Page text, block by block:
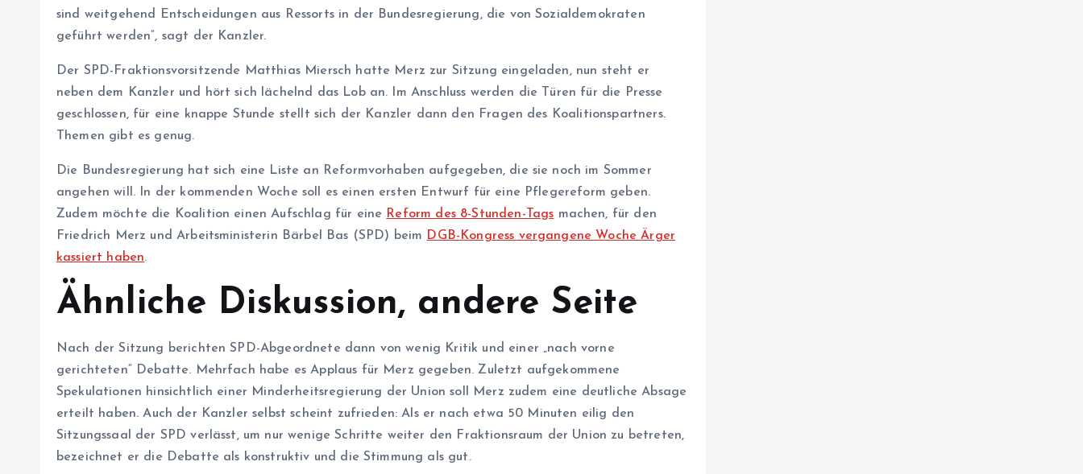
sind weitgehend Entscheidungen aus Ressorts in der Bundesregierung, die von Sozialdemokraten
geführt werden“, sagt der Kanzler.
Der SPD-Fraktionsvorsitzende Matthias Miersch hatte Merz zur Sitzung eingeladen, nun steht er
neben dem Kanzler und hört sich lächelnd das Lob an. Im Anschluss werden die Türen für die Presse
geschlossen, für eine knappe Stunde stellt sich der Kanzler dann den Fragen des Koalitionspartners.
Themen gibt es genug.
Die Bundesregierung hat sich eine Liste an Reformvorhaben aufgegeben, die sie noch im Sommer
angehen will. In der kommenden Woche soll es einen ersten Entwurf für eine Pflegereform geben.
Zudem möchte die Koalition einen Aufschlag für eine Reform des 8-Stunden-Tags machen, für den
Friedrich Merz und Arbeitsministerin Bärbel Bas (SPD) beim DGB-Kongress vergangene Woche Ärger
kassiert haben.
Ähnliche Diskussion, andere Seite
Nach der Sitzung berichten SPD-Abgeordnete dann von wenig Kritik und einer „nach vorne
gerichteten“ Debatte. Mehrfach habe es Applaus für Merz gegeben. Zuletzt aufgekommene
Spekulationen hinsichtlich einer Minderheitsregierung der Union soll Merz zudem eine deutliche Absage
erteilt haben. Auch der Kanzler selbst scheint zufrieden: Als er nach etwa 50 Minuten eilig den
Sitzungssaal der SPD verlässt, um nur wenige Schritte weiter den Fraktionsraum der Union zu betreten,
bezeichnet er die Debatte als konstruktiv und die Stimmung als gut.